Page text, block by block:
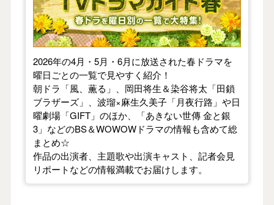
2026年の4月・5月・6月に放送された春ドラマを
曜日ごとの一覧で見やすく紹介！
朝ドラ「風、薫る」、岡田将生＆染谷将太「田鎖
ブラザーズ」、波瑠×麻生久美子「月夜行路」や日
曜劇場「GIFT」のほか、「あきない世傳 金と銀
3」などのBS＆WOWOWドラマの情報も含めて総
まとめ☆
作品の出演者、主題歌や出演キャスト、記者会見
リポートなどの情報満載でお届けします。